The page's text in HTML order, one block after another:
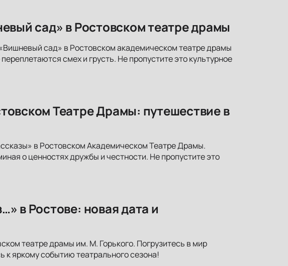
сад» в Ростовском театре драмы
сад» в Ростовском академическом театре драмы
смех и грусть. Не пропустите это культурное
Театре Драмы: путешествие в
в Ростовском Академическом Театре Драмы.
о ценностях дружбы и честности. Не пропустите это
в Ростове: новая дата и
театре драмы им. М. Горького. Погрузитесь в мир
яркому событию театрального сезона!